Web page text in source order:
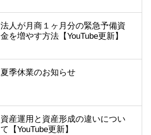
法人が月商１ヶ月分の緊急予備資
金を増やす方法【YouTube更新】
夏季休業のお知らせ
資産運用と資産形成の違いについ
て【YouTube更新】